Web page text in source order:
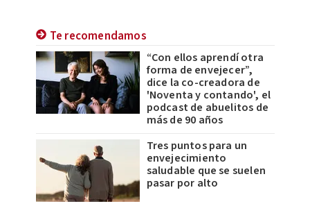
Te recomendamos
“Con ellos aprendí otra
forma de envejecer”,
dice la co-creadora de
'Noventa y contando', el
podcast de abuelitos de
más de 90 años
Tres puntos para un
envejecimiento
saludable que se suelen
pasar por alto